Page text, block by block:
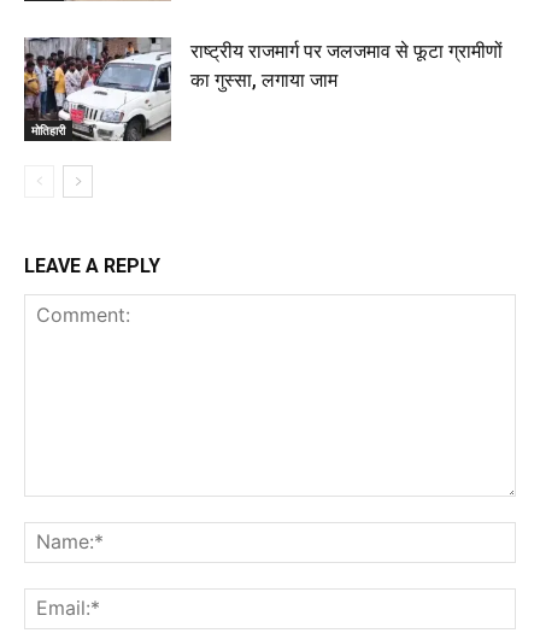
मोतिहारी
राष्ट्रीय राजमार्ग पर जलजमाव से फूटा ग्रामीणों
का गुस्सा, लगाया जाम
LEAVE A REPLY